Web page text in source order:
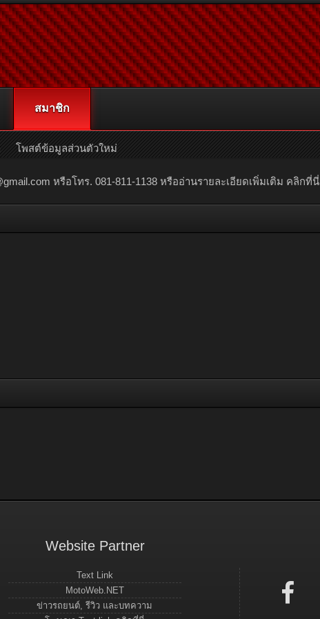
หรือโทร. 081-811-1138 หรืออ่านรายละเอียดเพิ่มเติม คลิกที่นี่
สมาชิก
โพสต์ข้อมูลส่วนตัวใหม่
Website Partner
Text Link
MotoWeb.NET
ข่าวรถยนต์, รีวิว และบทความ